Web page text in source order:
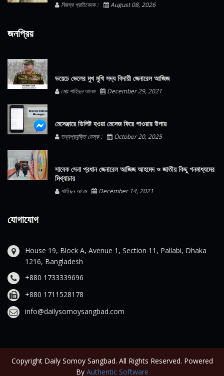
নিজস্ব প্রতিবেদক : August 08, 2026
জনপ্রিয়
ডয়েচে ভেলের মুখ মুখি সদ্য বিদায়ী জেনারেল আজিজ
মোঃ শাহিদুন আলম December 29, 2021
মেসেঞ্জারে ডিলিট হওয়া মেসেজ ফিরে পাওয়ার উপায়
তথ্যপ্রযুক্তি ডেস্ক : October 20, 2025
সাবেক সেনা প্রধান জেনারেল আজিজ আহমেদ ও জাতীয় কিছু গনমাধ্যমের
মিথ্যাচার
শাহিদুন আলম December 14, 2021
যোগাযোগ
House 19, Block A, Avenue 1, Section 11, Pallabi, Dhaka
1216, Bangladesh
+880 1733339696
+880 1711528178
info@dailysomoysangbad.com
Copyright Daily Somoy Sangbad. All Rights Reserved. Powered
By Authentic Software